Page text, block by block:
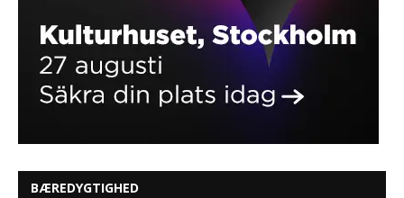
BÆREDYGTIGHED